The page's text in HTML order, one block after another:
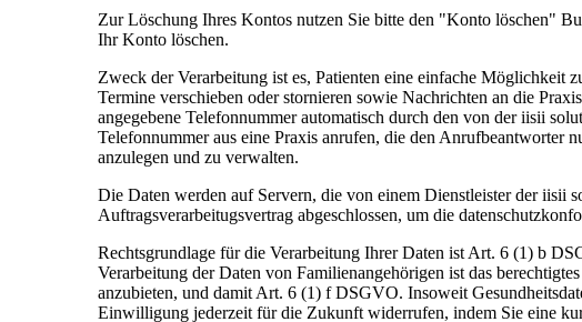
Zur Löschung Ihres Kontos nutzen Sie bitte den "Konto löschen"
Ihr Konto löschen.
Zweck der Verarbeitung ist es, Patienten eine einfache Möglichkeit
Termine verschieben oder stornieren sowie Nachrichten an die
angegebene Telefonnummer automatisch durch den von der iisii
Telefonnummer aus eine Praxis anrufen, die den Anrufbeantworter
anzulegen und zu verwalten.
Die Daten werden auf Servern, die von einem Dienstleister der iisii
Auftragsverarbeitugsvertrag abgeschlossen, um die
Rechtsgrundlage für die Verarbeitung Ihrer Daten ist Art. 6 (1) b
Verarbeitung der Daten von Familienangehörigen ist das
anzubieten, und damit Art. 6 (1) f DSGVO. Insoweit
Einwilligung jederzeit für die Zukunft widerrufen, indem Sie eine